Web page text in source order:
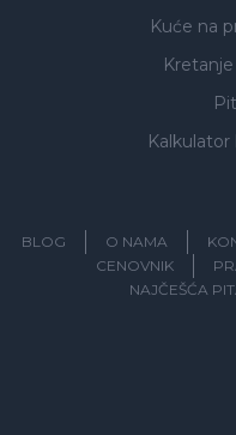
Kuće na
Kalkulator
BLOG O NAMA
CENOVNIK
NAJČEŠĆA